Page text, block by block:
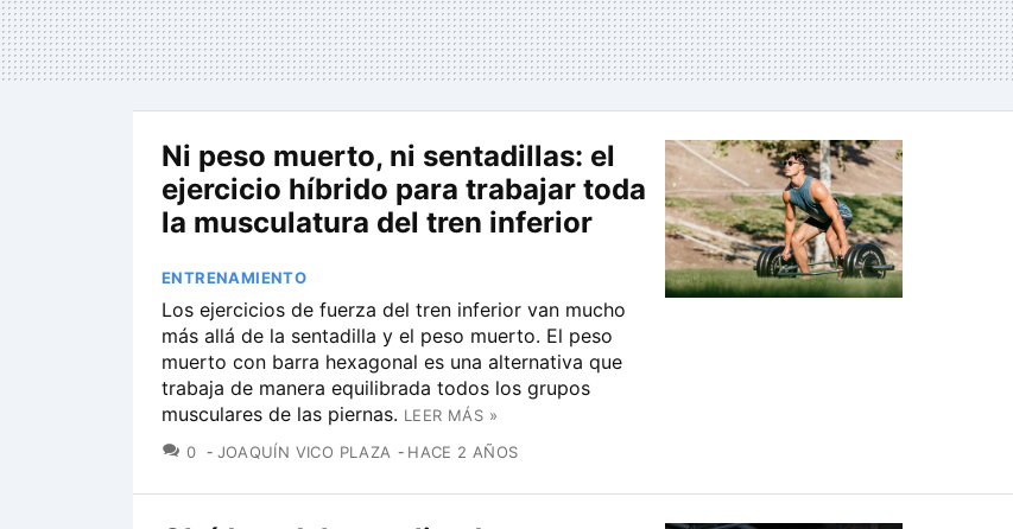
Ni peso muerto, ni sentadillas: el
ejercicio híbrido para trabajar toda
la musculatura del tren inferior
ENTRENAMIENTO
Los ejercicios de fuerza del tren inferior van mucho
más allá de la sentadilla y el peso muerto. El peso
muerto con barra hexagonal es una alternativa que
trabaja de manera equilibrada todos los grupos
musculares de las piernas. LEER MÁS »
0 COMENTARIOS
JOAQUÍN VICO PLAZA HACE 2 AÑOS